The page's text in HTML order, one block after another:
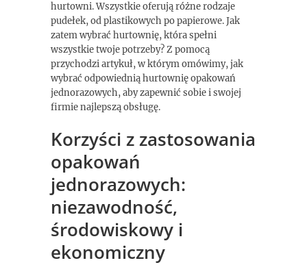
hurtowni. Wszystkie oferują różne rodzaje
pudełek, od plastikowych po papierowe. Jak
zatem wybrać hurtownię, która spełni
wszystkie twoje potrzeby? Z pomocą
przychodzi artykuł, w którym omówimy, jak
wybrać odpowiednią hurtownię opakowań
jednorazowych, aby zapewnić sobie i swojej
firmie najlepszą obsługę.
Korzyści z zastosowania
opakowań
jednorazowych:
niezawodność,
środowiskowy i
ekonomiczny